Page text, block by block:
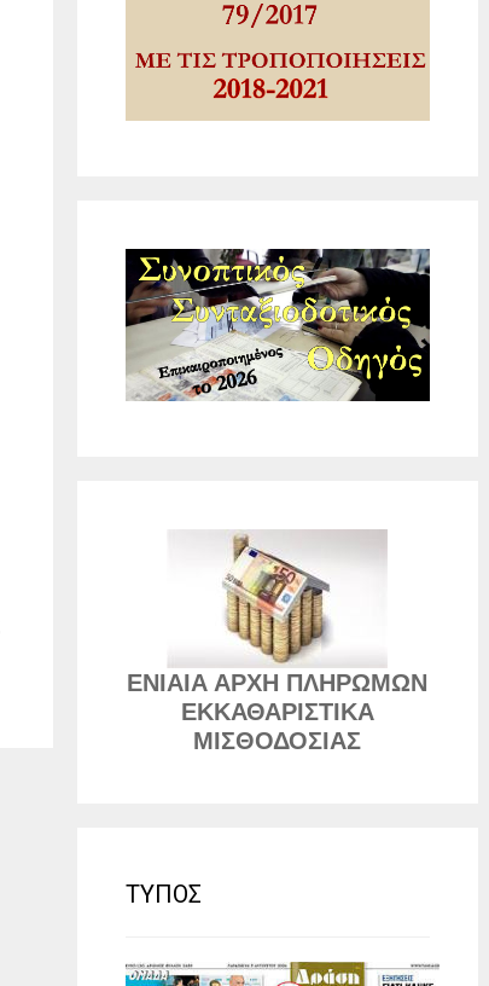
ΕΝΙΑΙΑ ΑΡΧΗ ΠΛΗΡΩΜΩΝ
ΕΚΚΑΘΑΡΙΣΤΙΚΑ
ΜΙΣΘΟΔΟΣΙΑΣ
ΤΥΠΟΣ